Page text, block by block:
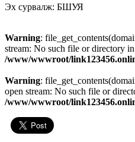
Эх сурвалж: БШУЯ
Warning:
stream: No such file or directory in
/www/wwwroot/
Warning:
open stream: No such file or
/www/wwwroot/